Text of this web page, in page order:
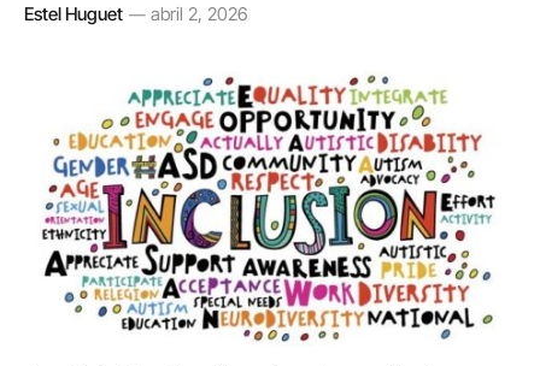
Estel Huguet abril 2, 2026